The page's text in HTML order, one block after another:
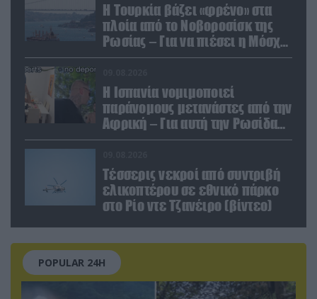
Η Τουρκία βάζει «φρένο» στα
πλοία από το Νοβοροσίσκ της
Ρωσίας – Για να πιέσει η Μόσχα
το Ιράν;
Η Ισπανία νομιμοποιεί
παράνομους μετανάστες από την
Αφρική – Για αυτή την Ρωσίδα
όμως επέλεξαν την απέλαση
Τέσσερις νεκροί από συντριβή
ελικοπτέρου σε εθνικό πάρκο
στο Ρίο ντε Τζανέιρο (βίντεο)
POPULAR 24H